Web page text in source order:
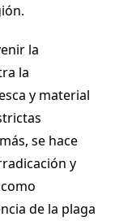
la
la
y material
se hace
y
de la plaga